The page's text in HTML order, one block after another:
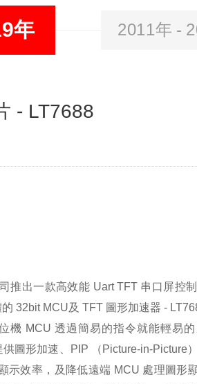
年 2011年 -
- LT7688
推出一款高效能 Uart TFT 串口屏控
32bit MCU及 TFT 圖形加速器 -
機 MCU 透過簡易的指令就能輕易
供圖形加速、PIP （Picture-in-Picture
示效率，及降低遠端 MCU 處理圖形